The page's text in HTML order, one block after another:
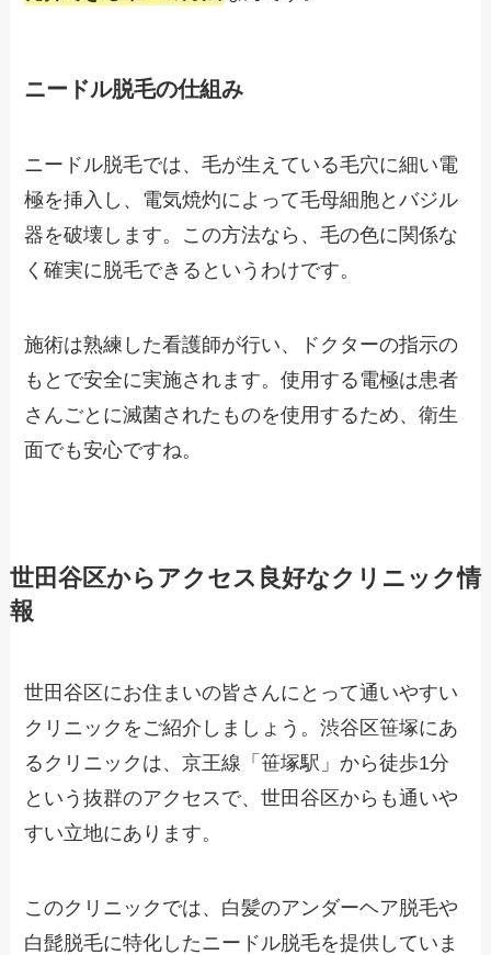
ニードル脱毛の仕組み
ニードル脱毛では、毛が生えている毛穴に細い電
極を挿入し、電気焼灼によって毛母細胞とバジル
器を破壊します。この方法なら、毛の色に関係な
く確実に脱毛できるというわけです。
施術は熟練した看護師が行い、ドクターの指示の
もとで安全に実施されます。使用する電極は患者
さんごとに滅菌されたものを使用するため、衛生
面でも安心ですね。
世田谷区からアクセス良好なクリニック情
報
世田谷区にお住まいの皆さんにとって通いやすい
クリニックをご紹介しましょう。渋谷区笹塚にあ
るクリニックは、京王線「笹塚駅」から徒歩1分
という抜群のアクセスで、世田谷区からも通いや
すい立地にあります。
このクリニックでは、白髪のアンダーヘア脱毛や
白髭脱毛に特化したニードル脱毛を提供していま